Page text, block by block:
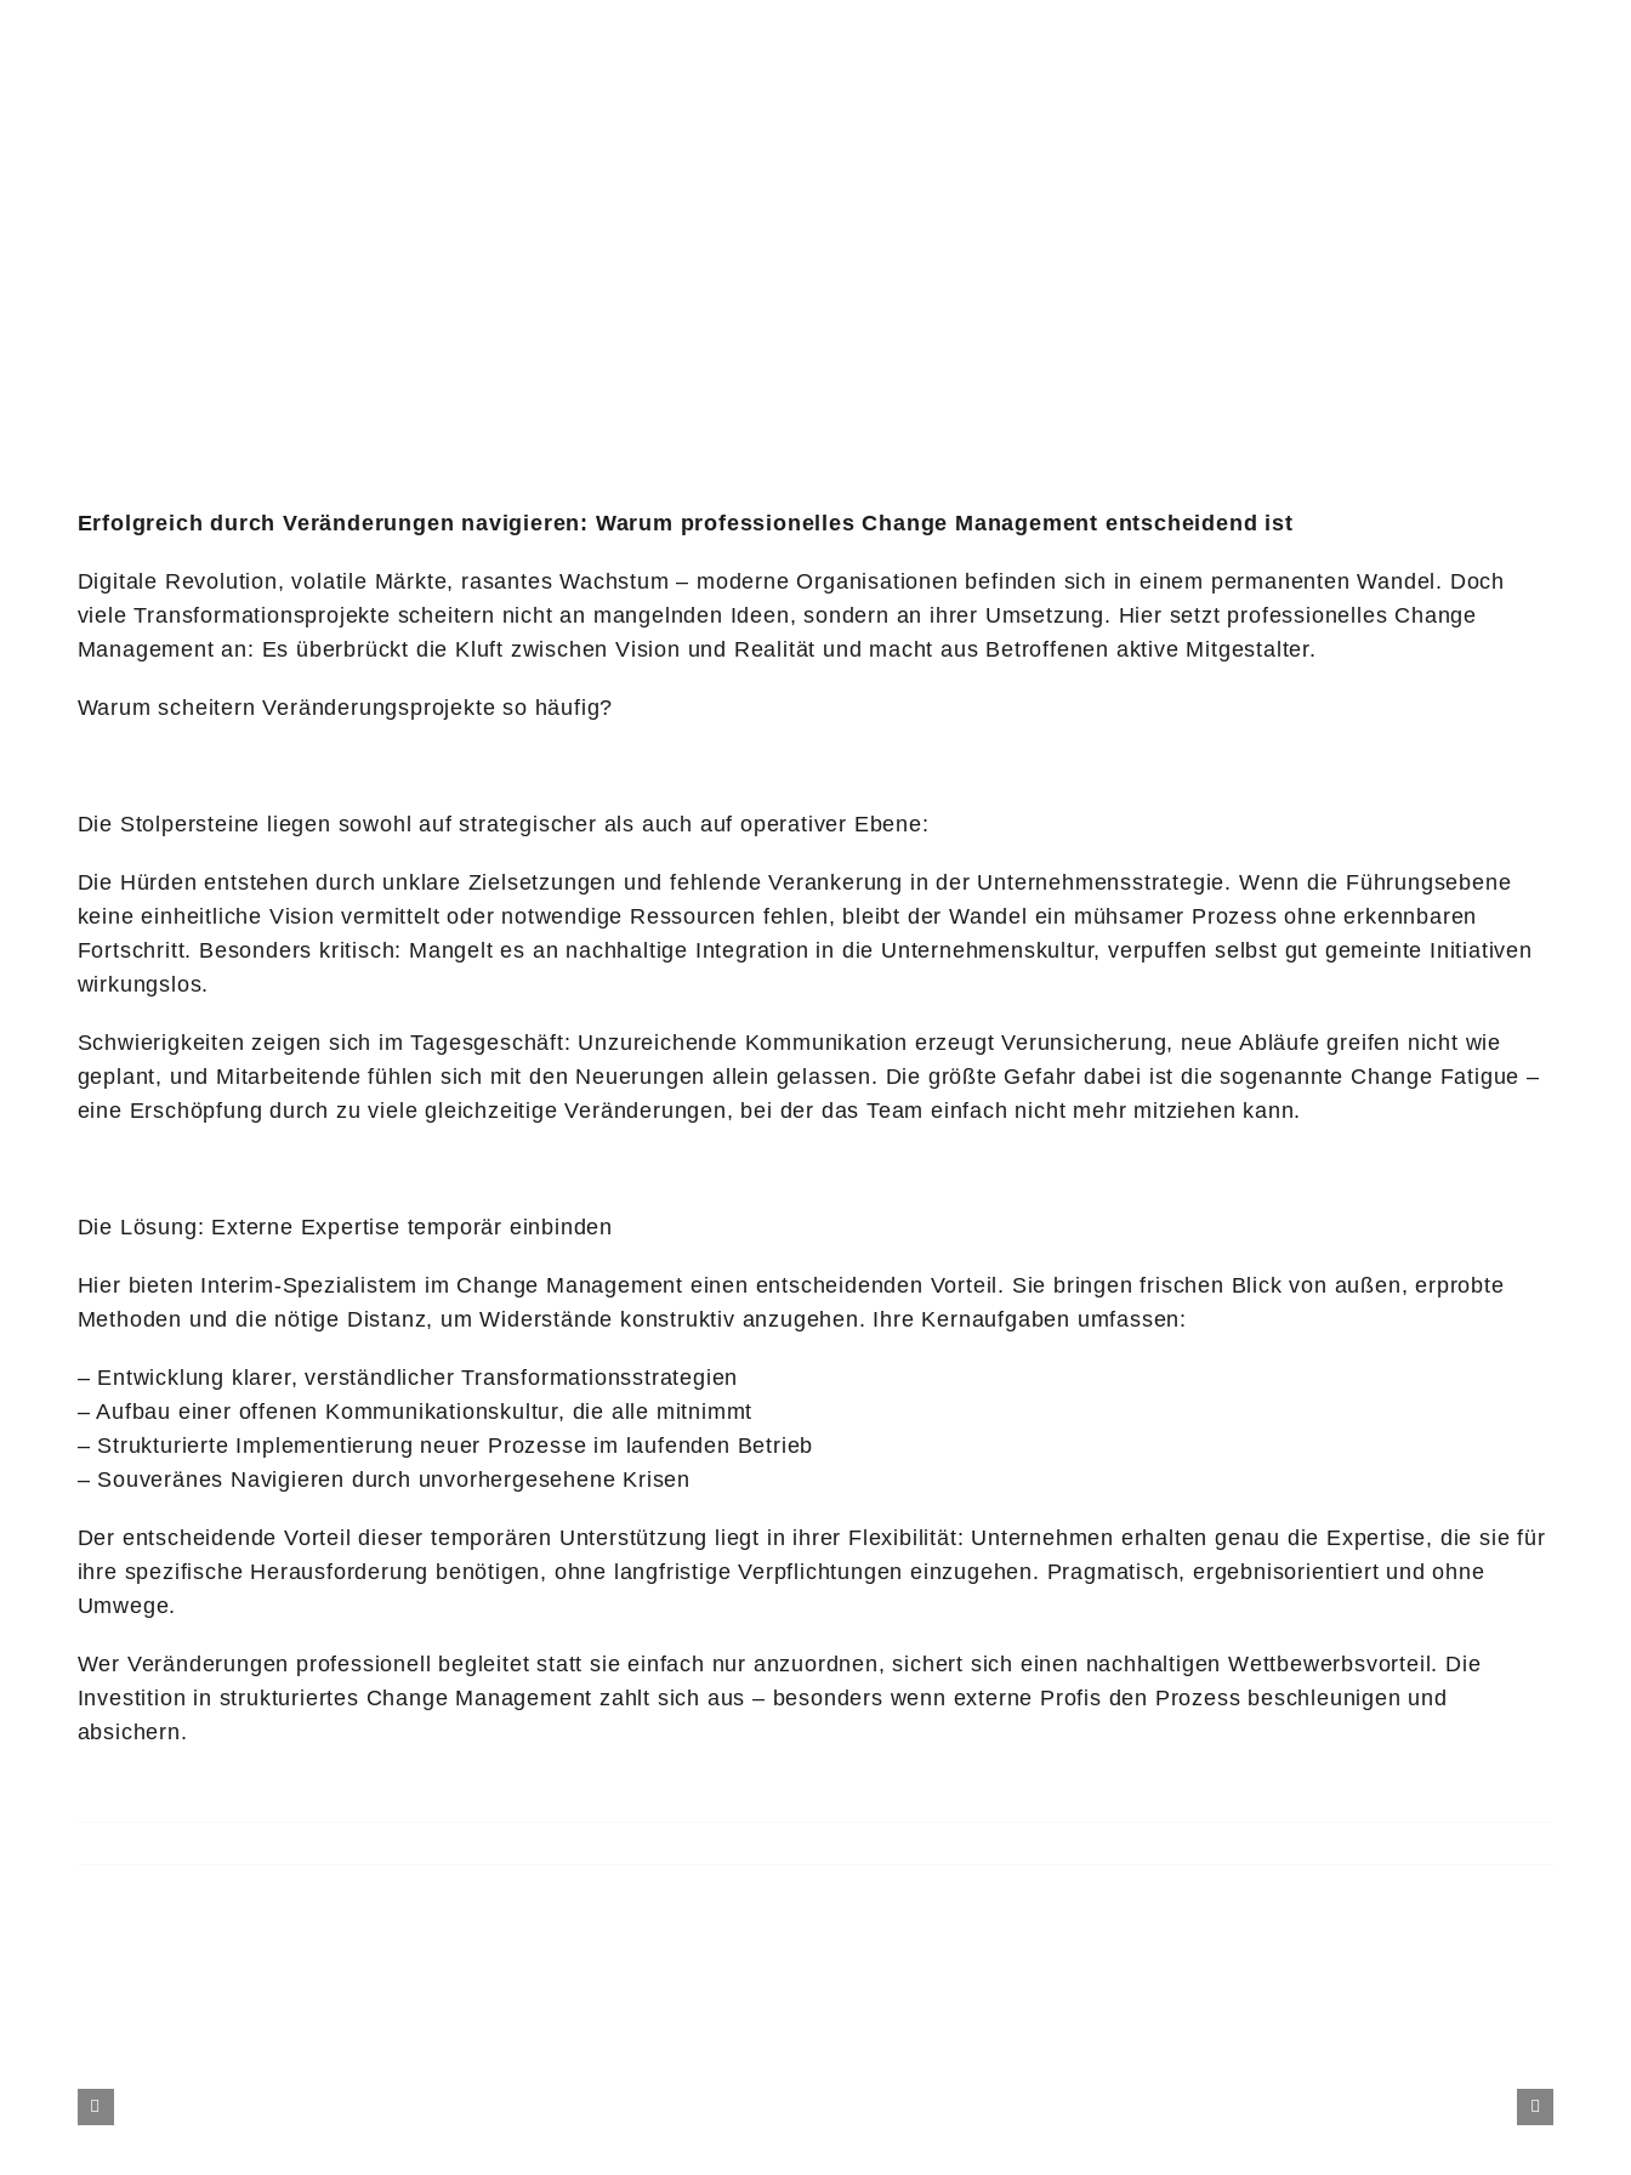
Erfolgreich durch Veränderungen navigieren: Warum professionelles Change Management entscheidend ist
Digitale Revolution, volatile Märkte, rasantes Wachstum – moderne Organisationen befinden sich in einem permanenten Wandel. Doch
viele Transformationsprojekte scheitern nicht an mangelnden Ideen, sondern an ihrer Umsetzung. Hier setzt professionelles Change
Management an: Es überbrückt die Kluft zwischen Vision und Realität und macht aus Betroffenen aktive Mitgestalter.
Warum scheitern Veränderungsprojekte so häufig?
Die Stolpersteine liegen sowohl auf strategischer als auch auf operativer Ebene:
Die Hürden entstehen durch unklare Zielsetzungen und fehlende Verankerung in der Unternehmensstrategie. Wenn die Führungsebene
keine einheitliche Vision vermittelt oder notwendige Ressourcen fehlen, bleibt der Wandel ein mühsamer Prozess ohne erkennbaren
Fortschritt. Besonders kritisch: Mangelt es an nachhaltige Integration in die Unternehmenskultur, verpuffen selbst gut gemeinte Initiativen
wirkungslos.
Schwierigkeiten zeigen sich im Tagesgeschäft: Unzureichende Kommunikation erzeugt Verunsicherung, neue Abläufe greifen nicht wie
geplant, und Mitarbeitende fühlen sich mit den Neuerungen allein gelassen. Die größte Gefahr dabei ist die sogenannte Change Fatigue –
eine Erschöpfung durch zu viele gleichzeitige Veränderungen, bei der das Team einfach nicht mehr mitziehen kann.
Die Lösung: Externe Expertise temporär einbinden
Hier bieten Interim-Spezialistem im Change Management einen entscheidenden Vorteil. Sie bringen frischen Blick von außen, erprobte
Methoden und die nötige Distanz, um Widerstände konstruktiv anzugehen. Ihre Kernaufgaben umfassen:
– Entwicklung klarer, verständlicher Transformationsstrategien
– Aufbau einer offenen Kommunikationskultur, die alle mitnimmt
– Strukturierte Implementierung neuer Prozesse im laufenden Betrieb
– Souveränes Navigieren durch unvorhergesehene Krisen
Der entscheidende Vorteil dieser temporären Unterstützung liegt in ihrer Flexibilität: Unternehmen erhalten genau die Expertise, die sie für
ihre spezifische Herausforderung benötigen, ohne langfristige Verpflichtungen einzugehen. Pragmatisch, ergebnisorientiert und ohne
Umwege.
Wer Veränderungen professionell begleitet statt sie einfach nur anzuordnen, sichert sich einen nachhaltigen Wettbewerbsvorteil. Die
Investition in strukturiertes Change Management zahlt sich aus – besonders wenn externe Profis den Prozess beschleunigen und
absichern.